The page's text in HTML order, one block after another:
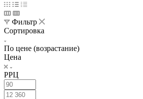
Фильтр
Сортировка
По цене (возрастание)
Цена
РРЦ